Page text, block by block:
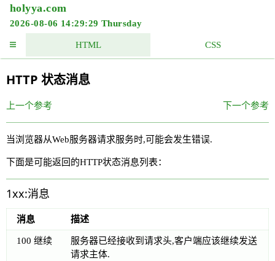
holyya.com
2026-08-06 14:29:29 Thursday
HTML CSS
HTTP 状态消息
上一个参考 下一个参考
当浏览器从Web服务器请求服务时,可能会发生错误.
下面是可能返回的HTTP状态消息列表：
1xx:消息
消息 描述
100 继续
服务器已经接收到请求头,客户端应该继续发送
请求主体.